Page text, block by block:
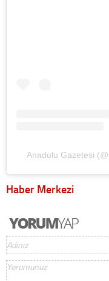
Anadolu Gazetesi
Haber Merkezi